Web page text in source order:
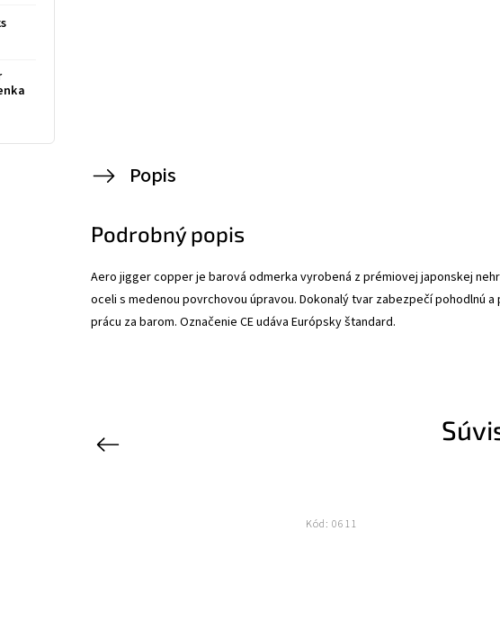
Popis
Podrobný popis
Aero jigger copper je barová odmerka vyrobená z prémiovej japonskej
oceli s medenou povrchovou úpravou. Dokonalý tvar zabezpečí pohodlnú a
prácu za barom. Označenie CE udáva Európsky štandard.
Previous
Kód: 0611